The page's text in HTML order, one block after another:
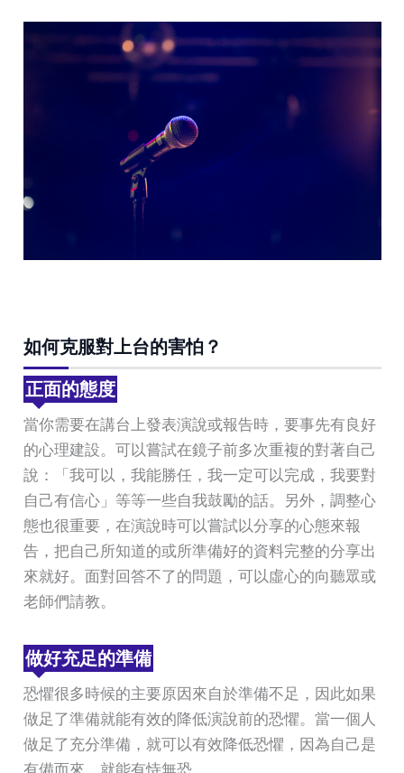
如何克服對上台的害怕？
正面的態度
當你需要在講台上發表演說或報告時，要事先有良好
的心理建設。可以嘗試在鏡子前多次重複的對著自己
說：「我可以，我能勝任，我一定可以完成，我要對
自己有信心」等等一些自我鼓勵的話。另外，調整心
態也很重要，在演說時可以嘗試以分享的心態來報
告，把自己所知道的或所準備好的資料完整的分享出
來就好。面對回答不了的問題，可以虛心的向聽眾或
老師們請教。
做好充足的準備
恐懼很多時候的主要原因來自於準備不足，因此如果
做足了準備就能有效的降低演說前的恐懼。當一個人
做足了充分準備，就可以有效降低恐懼，因為自己是